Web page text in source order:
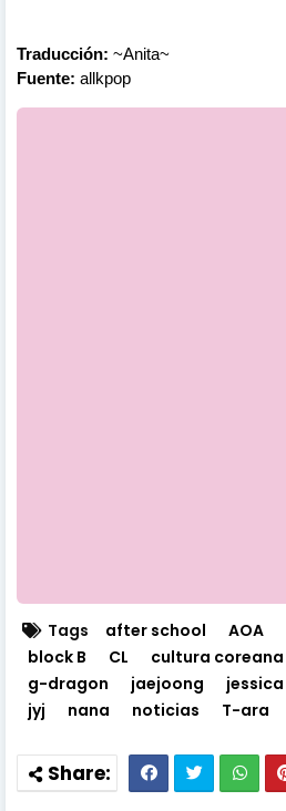
Traducción: ~Anita~
Fuente: allkpop
Tags after school AOA
block B
CL cultura coreana
g-dragon
jaejoong jessica
jyj
nana noticias T-ara